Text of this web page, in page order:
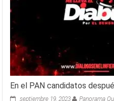
En el PAN candidatos
septiembre 19, 2023 Panorama